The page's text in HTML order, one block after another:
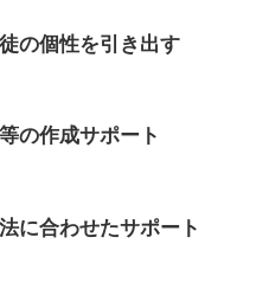
の個性を引き出す
の作成サポート
に合わせたサポート